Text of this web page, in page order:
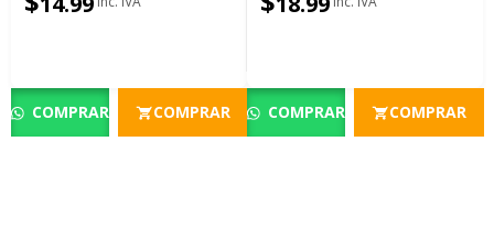
COMPRAR COMPRAR COMPRAR COMPRAR